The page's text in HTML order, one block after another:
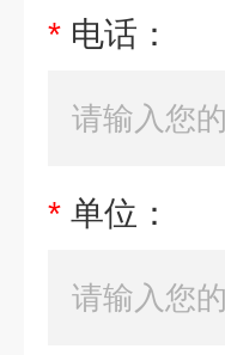
* 电话：
* 单位：